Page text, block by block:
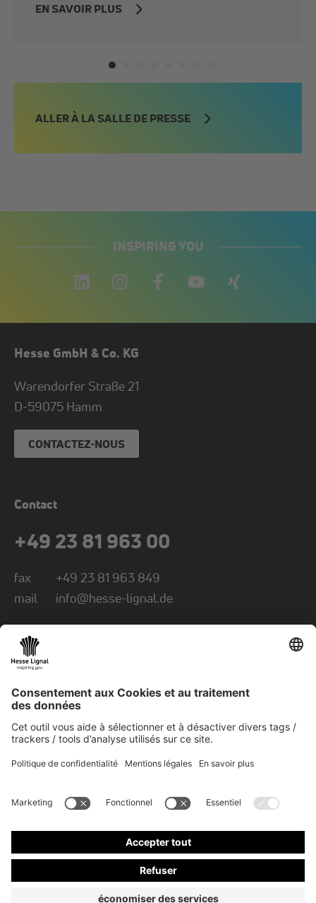
EN SAVOIR PLUS
ALLER À LA SALLE DE PRESSE
INSPIRING YOU
Hesse GmbH & Co. KG
Warendorfer Straße 21
D-59075 Hamm
CONTACTEZ-NOUS
Contact
+49 23 81 963 00
fax
+49 23 81 963 849
mail
info@hesse-lignal.de
Newsletter
Informations mensuelles sur les produits
innovants
Choisissez votre domaine : artisanat ou
industrie
© 2026 Hesse GmbH & Co. KG
Newsletter
Contact CG
Mentions Obligatoires
CoC